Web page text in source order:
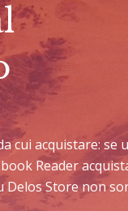
cui acquistare: se
Reader
Store non